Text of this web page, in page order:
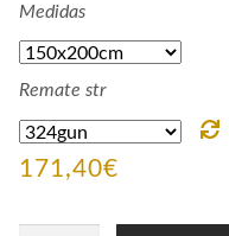
Medidas
Remate str
171,40€